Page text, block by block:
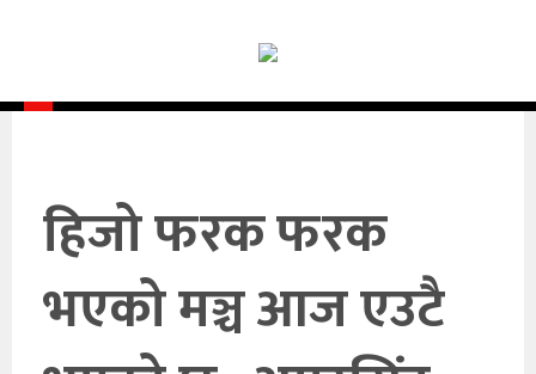
समाज
आर्थिक
अन्तर्वार्ता
विचार
हिजो फरक फरक
भएको मञ्च आज एउटै